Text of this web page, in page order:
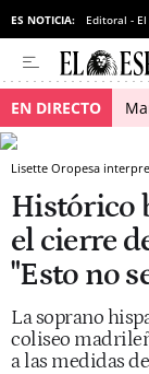
ES NOTICIA: Editoral - El
EN DIRECTO
Lisette Oropesa
Histórico
el cierre
"Esto no
La soprano
coliseo
a las medidas